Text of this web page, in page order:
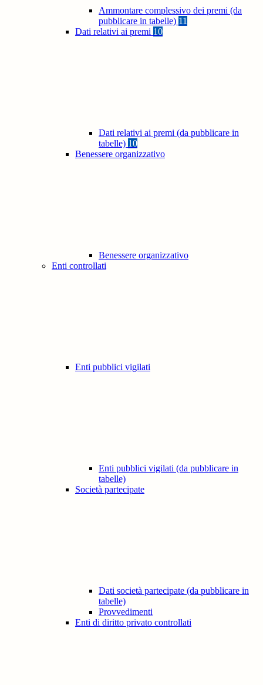
Ammontare complessivo dei premi (da
pubblicare in tabelle) 11
Dati relativi ai premi 10
Dati relativi ai premi (da pubblicare in
tabelle) 10
Benessere organizzativo
Benessere organizzativo
Enti controllati
Enti pubblici vigilati
Enti pubblici vigilati (da pubblicare in
tabelle)
Società partecipate
Dati società partecipate (da pubblicare in
tabelle)
Provvedimenti
Enti di diritto privato controllati